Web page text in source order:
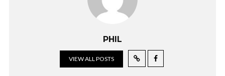
PHIL
VIEW ALL POSTS